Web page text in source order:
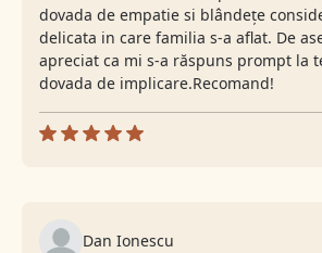
dovada de empatie si blândețe
delicata in care familia s-a aflat. De
apreciat ca mi s-a răspuns prompt la
dovada de implicare.Recomand!
Dan Ionescu